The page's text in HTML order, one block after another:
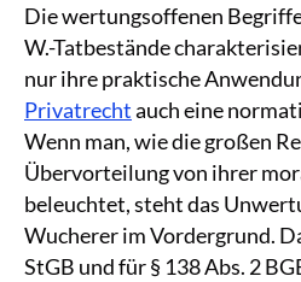
Die wertungsoffenen
W.-Tatbestände
nur ihre praktische
Privatrechtauch eine
Wenn man, wie die großen
Übervorteilung von ihrer
beleuchtet, steht das
Wucherer im Vordergrund.
StGB und für § 138 Abs. 2